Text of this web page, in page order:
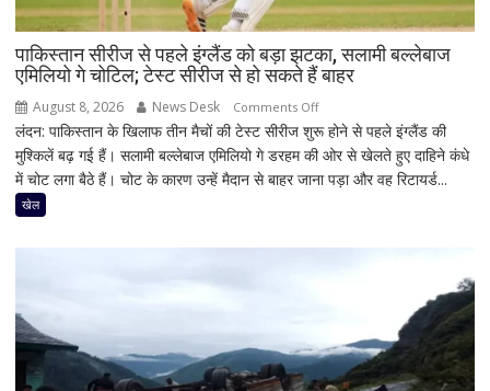
पाकिस्तान सीरीज से पहले इंग्लैंड को बड़ा झटका, सलामी बल्लेबाज
एमिलियो गे चोटिल; टेस्ट सीरीज से हो सकते हैं बाहर
August 8, 2026 News Desk Comments Offon
पाकिस्तान
सीरीज
से
को
बल्लेबाज
एमिलियो
लंदन: पाकिस्तान के खिलाफ तीन मैचों की टेस्ट सीरीज शुरू होने से पहले इंग्लैंड की
मुश्किलें बढ़ गई हैं। सलामी बल्लेबाज एमिलियो गे डरहम की ओर से खेलते हुए दाहिने कंधे
में चोट लगा बैठे हैं। चोट के कारण उन्हें मैदान से बाहर जाना पड़ा और वह रिटायर्ड...
खेल